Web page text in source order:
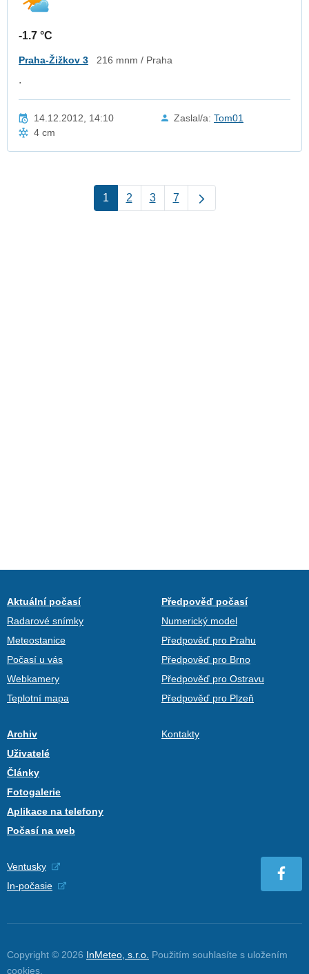
-1.7 °C
Praha-Žižkov 3 216 mnm / Praha
.
14.12.2012, 14:10 Zaslal/a: Tom01
4 cm
1 2 3 7
Aktuální počasí
Radarové snímky
Meteostanice
Počasí u vás
Webkamery
Teplotní mapa
Předpověď počasí
Numerický model
Předpověď pro Prahu
Předpověď pro Brno
Předpověď pro Ostravu
Předpověď pro Plzeň
Archiv
Uživatelé
Články
Fotogalerie
Aplikace na telefony
Počasí na web
Kontakty
Ventusky
In-počasie
Copyright © 2026 InMeteo, s.r.o. Použitím souhlasíte s uložením
cookies